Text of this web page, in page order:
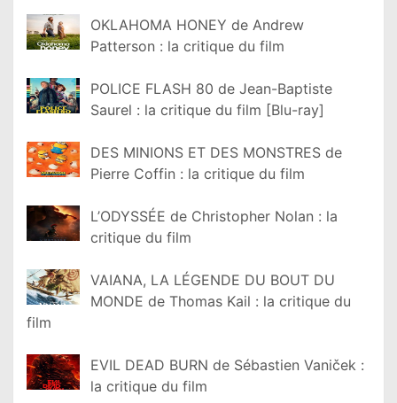
OKLAHOMA HONEY de Andrew
Patterson : la critique du film
POLICE FLASH 80 de Jean-Baptiste
Saurel : la critique du film [Blu-ray]
DES MINIONS ET DES MONSTRES de
Pierre Coffin : la critique du film
L’ODYSSÉE de Christopher Nolan : la
critique du film
VAIANA, LA LÉGENDE DU BOUT DU
MONDE de Thomas Kail : la critique du
film
EVIL DEAD BURN de Sébastien Vaniček :
la critique du film